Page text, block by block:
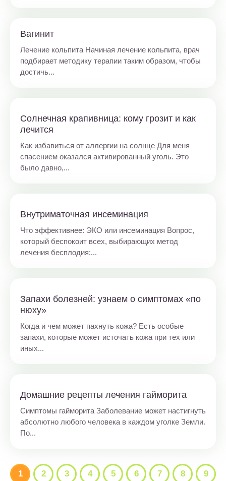
Вагинит
Лечение кольпита Начиная лечение кольпита, врач
подбирает методику терапии таким образом, чтобы
достичь...
Солнечная крапивница: кому грозит и как
лечится
Как избавиться от аллергии на солнце Для меня
спасением оказался активированный уголь. Это
было давно,...
Внутриматочная инсеминация
Что эффективнее: ЭКО или инсеминация Вопрос,
который беспокоит всех, выбирающих метод
лечения бесплодия:...
Запахи болезней: узнаем о симптомах «по
нюху»
Когда и чем может пахнуть кожа? Есть особые
запахи, которые может источать кожа при тех или
иных...
Домашние рецепты лечения гайморита
Симптомы гайморита Заболевание может настигнуть
абсолютно любого человека в каждом уголке Земли.
По...
1 2 3 4 5 6 7 8 9